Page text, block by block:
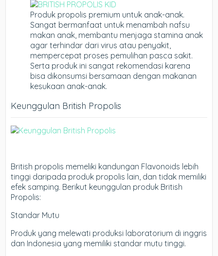
Produk propolis premium untuk anak-anak.
Sangat bermanfaat untuk menambah nafsu
makan anak, membantu menjaga stamina anak
agar terhindar dari virus atau penyakit,
mempercepat proses pemulihan pasca sakit.
Serta produk ini sangat rekomendasi karena
bisa dikonsumsi bersamaan dengan makanan
kesukaan anak-anak.
Keunggulan British Propolis
British propolis memeliki kandungan Flavonoids lebih
tinggi daripada produk propolis lain, dan tidak memiliki
efek samping. Berikut keunggulan produk British
Propolis:
Standar Mutu
Produk yang melewati produksi laboratorium di inggris
dan Indonesia yang memiliki standar mutu tinggi.